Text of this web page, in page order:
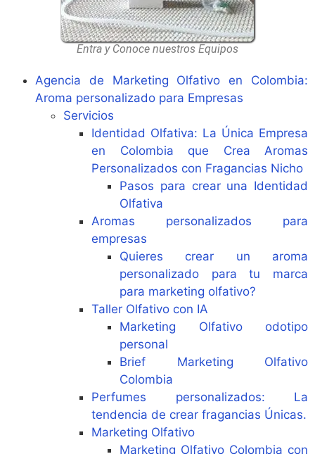
Entra y Conoce nuestros Equipos
Agencia de Marketing Olfativo en Colombia:
Aroma personalizado para Empresas
Servicios
Identidad Olfativa: La Única Empresa
en Colombia que Crea Aromas
Personalizados con Fragancias Nicho
Pasos para crear una Identidad
Olfativa
Aromas personalizados para
empresas
Quieres crear un aroma
personalizado para tu marca
para marketing olfativo?
Taller Olfativo con IA
Marketing Olfativo odotipo
personal
Brief Marketing Olfativo
Colombia
Perfumes personalizados: La
tendencia de crear fragancias Únicas.
Marketing Olfativo
Marketing Olfativo Colombia con